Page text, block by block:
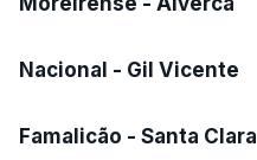
Nacional - Gil Vicente
Famalicão - Santa Clara